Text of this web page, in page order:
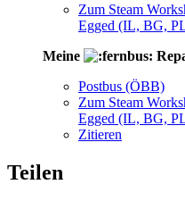
Zum Steam
Egged (IL, BG,
Meine
Postbus (ÖBB)
Zum Steam
Egged (IL, BG,
Zitieren
Teilen